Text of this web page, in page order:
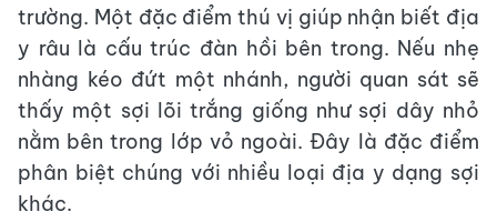
trường. Một đặc điểm thú vị giúp nhận biết địa
y râu là cấu trúc đàn hồi bên trong. Nếu nhẹ
nhàng kéo đứt một nhánh, người quan sát sẽ
thấy một sợi lõi trắng giống như sợi dây nhỏ
nằm bên trong lớp vỏ ngoài. Đây là đặc điểm
phân biệt chúng với nhiều loại địa y dạng sợi
khác.